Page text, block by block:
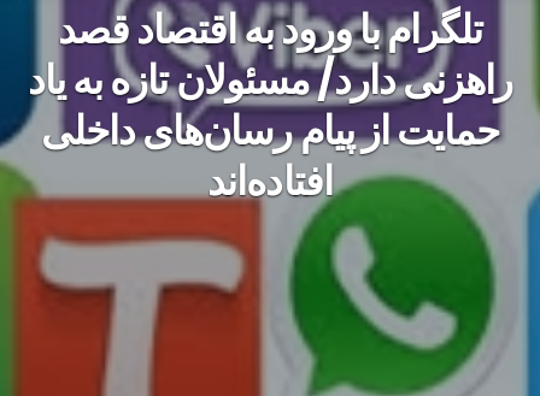
تلگرام با ورود به اقتصاد قصد
راهزنی دارد/ مسئولان تازه به یاد
حمایت از پیام رسان‌های داخلی
افتاده‌اند